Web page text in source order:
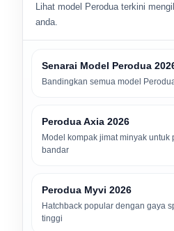
Lihat model Perodua terkini
anda.
Senarai Model Perodua
Bandingkan semua model
Perodua Axia 2026
Model kompak jimat minyak untuk
bandar
Perodua Myvi 2026
Hatchback popular dengan gaya
tinggi